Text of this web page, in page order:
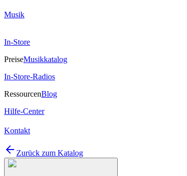
Musik
In-Store
PreiseMusikkatalog
In-Store-Radios
RessourcenBlog
Hilfe-Center
Kontakt
Zurück zum Katalog